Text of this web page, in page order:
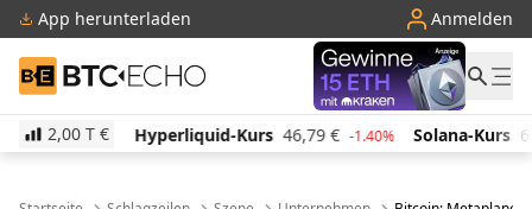
App herunterladen Anmelden
BTC-ECHO
2,00 T €
Hyperliquid-Kurs 46,79 € -1.40% Solana-Kurs 66,25 € 0.70%